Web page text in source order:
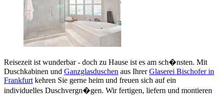
Reisezeit ist wunderbar - doch zu Hause ist es am sch�nsten. Mit
Duschkabinen und Ganzglasduschen aus IhrerGlaserei Bischofer in
Frankfurt kehren Sie gerne heim und freuen sich auf ein
individuelles Duschvergn�gen. Wir fertigen, liefern und montieren